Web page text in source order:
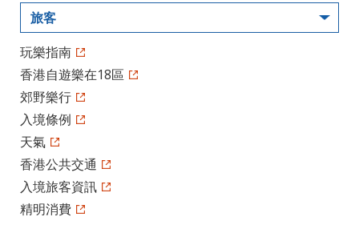
旅客
玩樂指南
香港自遊樂在18區
郊野樂行
入境條例
天氣
香港公共交通
入境旅客資訊
精明消費